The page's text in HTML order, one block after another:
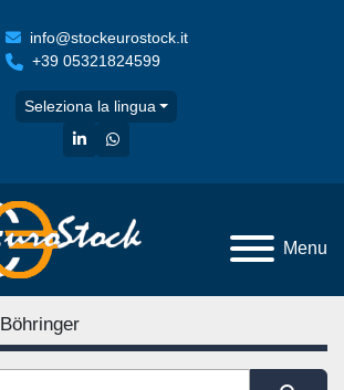
info@stockeurostock.it
+39 05321824599
Seleziona la lingua
linkedinwhatsapp
Menu
Böhringer